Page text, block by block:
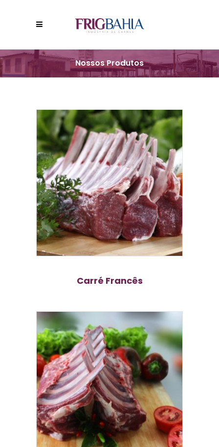
Nossos Produtos
Carré Francês